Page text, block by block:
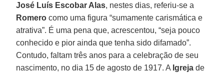
José Luís Escobar Alas, nestes dias, referiu-se a
Romero como uma figura “sumamente carismática e
atrativa”. É uma pena que, acrescentou, “seja pouco
conhecido e pior ainda que tenha sido difamado”.
Contudo, faltam três anos para a celebração de seu
nascimento, no dia 15 de agosto de 1917. A Igreja de